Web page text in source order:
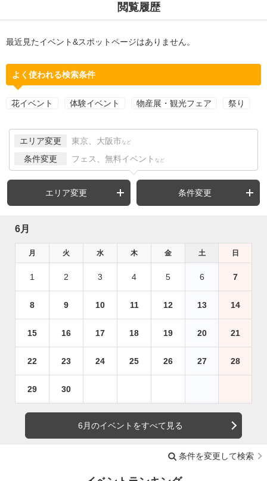
閲覧履歴
最近見たイベント&スポットページはありません。
よく使われる検索条件
花イベント 体験イベント 物産展・観光フェア 祭り
エリア変更 東京、大阪市 など
条件変更 フェス、無料イベント など
エリア変更 条件変更
6月
月 火 水 木 金 土 日
1 2 3 4 5 6 7
8 9 10 11 12 13 14
15 16 17 18 19 20 21
22 23 24 25 26 27 28
29 30
6月のイベントをすべて見る
条件を変更して検索